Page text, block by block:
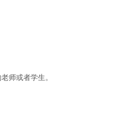
师或者学生。